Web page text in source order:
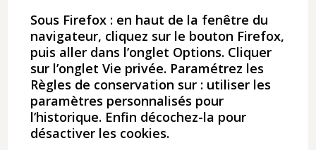
Sous Firefox : en haut de la fenêtre du
navigateur, cliquez sur le bouton Firefox,
puis aller dans l’onglet Options. Cliquer
sur l’onglet Vie privée. Paramétrez les
Règles de conservation sur : utiliser les
paramètres personnalisés pour
l’historique. Enfin décochez-la pour
désactiver les cookies.